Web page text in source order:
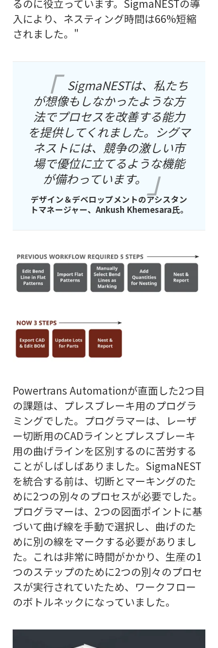
るのに役立っています。SigmaNESTの導
入により、ネスティング時間は66%短縮
されました。"
SigmaNESTは、私たち
が想像もしなかったような方
法でプロセスを改善する能力
を提供してくれました。シグマ
ネストには、競争の激しい市
場で優位に立てるような機能
が備わっています。
デザイン＆デベロップメントのアシスタン
トマネージャー、Ankush Khemesara氏。
Powertrans Automationが直面した2つ目
の課題は、プレスブレーキ用のプログラ
ミングでした。プログラマーは、レーザ
ー切断用のCADラインとプレスブレーキ
用の曲げラインを区別するのに苦労する
ことがしばしばありました。SigmaNEST
を統合する前は、切断とマーキングのた
めに2つの別々のプロセスが必要でした。
プログラマーは、2つの図面ポイントに基
づいて曲げ線を手動で選択し、曲げのた
めに別の線をマークする必要がありまし
た。これは非常に時間がかかり、生産の1
つのステップのために2つの別々のプロセ
スが実行されていたため、ワークフロー
のボトルネックになっていました。